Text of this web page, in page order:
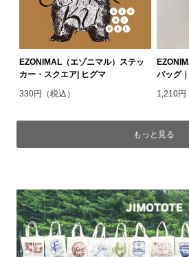
EZONIMAL（エゾニマル）ステッ
カー・スクエア| ヒグマ
330円（税込）
バッグ
1,210円
もっと見る